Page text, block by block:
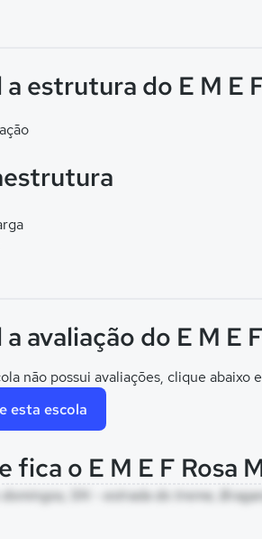
a estrutura do E M E
a avaliação do E M E
não possui avaliações, clique abaixo
esta escola
fica o E M E F Rosa
domingos, SN - estrada do treme,